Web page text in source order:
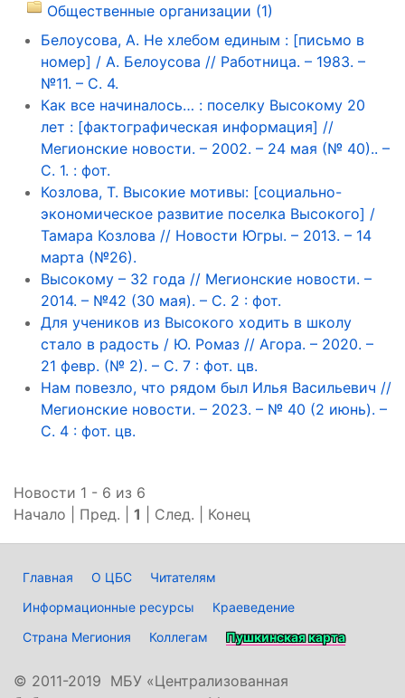
Общественные организации (1)
Белоусова, А. Не хлебом единым : [письмо в
номер] / А. Белоусова // Работница. – 1983. –
№11. – С. 4.
Как все начиналось… : поселку Высокому 20
лет : [фактографическая информация] //
Мегионские новости. – 2002. – 24 мая (№ 40).. –
С. 1. : фот.
Козлова, Т. Высокие мотивы: [социально-
экономическое развитие поселка Высокого] /
Тамара Козлова // Новости Югры. – 2013. – 14
марта (№26).
Высокому – 32 года // Мегионские новости. –
2014. – №42 (30 мая). – С. 2 : фот.
Для учеников из Высокого ходить в школу
стало в радость / Ю. Ромаз // Агора. – 2020. –
21 февр. (№ 2). – С. 7 : фот. цв.
Нам повезло, что рядом был Илья Васильевич //
Мегионские новости. – 2023. – № 40 (2 июнь). –
С. 4 : фот. цв.
Новости 1 - 6 из 6
Начало | Пред. | 1 | След. | Конец
Главная О ЦБС
Читателям
Информационные ресурсы
Краеведение
Страна Мегиония
Коллегам Пушкинская карта
© 2011-2019 МБУ «Централизованная